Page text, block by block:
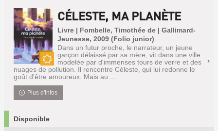
Nouveauté
CÉLESTE, MA PLANÈTE
Livre | Fombelle, Timothée de | Gallimard-
Jeunesse, 2009 (Folio junior)
Dans un futur proche, le narrateur, un jeune
garçon délaissé par sa mère, vit dans une ville
modelée par d'immenses tours de verre et des
nuages de pollution. Il rencontre Céleste, qui lui redonne le
goût d'être amoureux. Mais au ...
Plus d'infos
Disponible